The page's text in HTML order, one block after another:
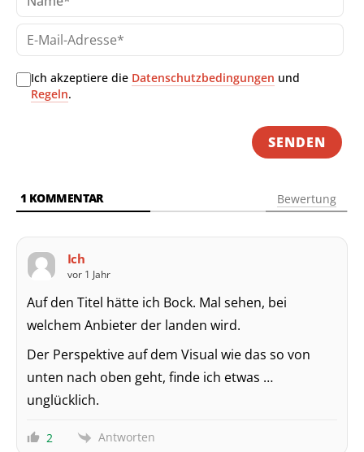
E-
Ich akzeptiere die Datenschutzbedingungen und
Regeln.
1 KOMMENTAR Bewertung
Ich
vor 1 Jahr
Auf den Titel hätte ich Bock. Mal sehen, bei
welchem Anbieter der landen wird.
Der Perspektive auf dem Visual wie das so von
unten nach oben geht, finde ich etwas …
unglücklich.
2 Antworten